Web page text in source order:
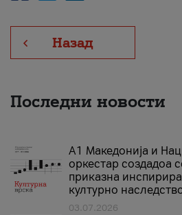
Назад
Последни новости
А1 Македонија и
оркестар создадоа
приказна
културно
03.07.2026